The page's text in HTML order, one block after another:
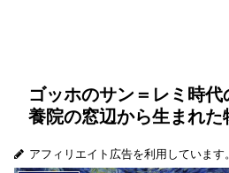
ゴッホのサン＝レミ時
養院の窓辺から生まれた
アフィリエイト広告を利用しています。